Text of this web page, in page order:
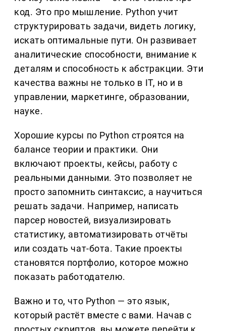
код. Это про мышление. Python учит
структурировать задачи, видеть логику,
искать оптимальные пути. Он развивает
аналитические способности, внимание к
деталям и способность к абстракции. Эти
качества важны не только в IT, но и в
управлении, маркетинге, образовании,
науке.
Хорошие курсы по Python строятся на
балансе теории и практики. Они
включают проекты, кейсы, работу с
реальными данными. Это позволяет не
просто запомнить синтаксис, а научиться
решать задачи. Например, написать
парсер новостей, визуализировать
статистику, автоматизировать отчёты
или создать чат-бота. Такие проекты
становятся портфолио, которое можно
показать работодателю.
Важно и то, что Python — это язык,
который растёт вместе с вами. Начав с